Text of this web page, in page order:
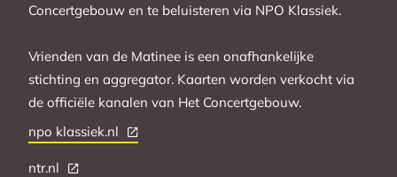
Concertgebouw en te beluisteren via NPO Klassiek.
Vrienden van de Matinee is een onafhankelijke
stichting en aggregator. Kaarten worden verkocht via
de officiële kanalen van Het Concertgebouw.
npo klassiek.nl
ntr.nl